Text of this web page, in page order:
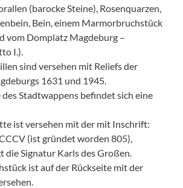
(barocke Steine), Rosenquarzen,
Bein, einem Marmorbruchstück
vom Domplatz Magdeburg –
I.).
sind versehen mit Reliefs der
1631 und 1945.
Stadtwappens befindet sich eine
ist versehen mit der mit Inschrift:
(ist gründet worden 805),
die Signatur Karls des Großen.
ist auf der Rückseite mit der